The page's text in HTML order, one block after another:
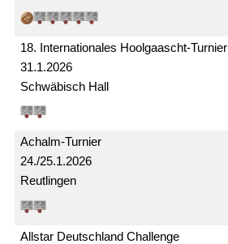
31.1.2026
18. Internationales Hoolgaascht-Turnier
Schwäbisch Hall
24./25.1.2026
Achalm-Turnier
Reutlingen
Allstar Deutschland Challenge